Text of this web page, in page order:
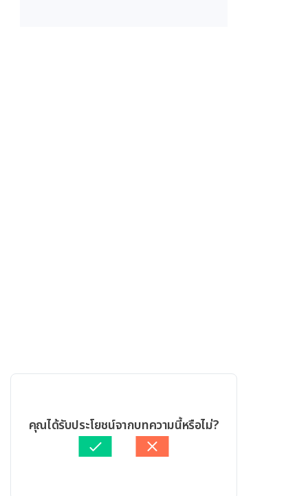
คุณได้รับประโยชน์จากบทความนี้หรือไม่?